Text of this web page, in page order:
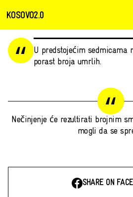
KOSOVO2.0
U predstojećim sedmicama
porast broja umrlih.
Nečinjenje će rezultirati brojnim
mogli da se
SHARE ON